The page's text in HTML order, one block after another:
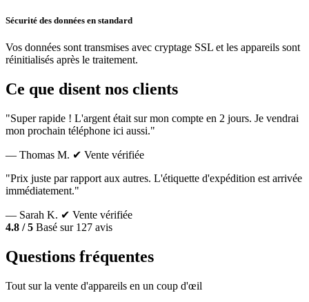
Sécurité des données en standard
Vos données sont transmises avec cryptage SSL et les appareils sont
réinitialisés après le traitement.
Ce que disent nos clients
"Super rapide ! L'argent était sur mon compte en 2 jours. Je vendrai
mon prochain téléphone ici aussi."
— Thomas M. ✔ Vente vérifiée
"Prix juste par rapport aux autres. L'étiquette d'expédition est arrivée
immédiatement."
— Sarah K. ✔ Vente vérifiée
4.8 / 5 Basé sur 127 avis
Questions fréquentes
Tout sur la vente d'appareils en un coup d'œil